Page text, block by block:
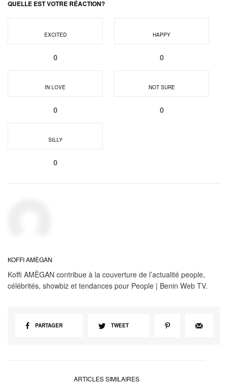
QUELLE EST VOTRE RÉACTION?
EXCITED
0
HAPPY
0
IN LOVE
0
NOT SURE
0
SILLY
0
KOFFI AMÈGAN
Koffi AMÈGAN contribue à la couverture de l’actualité people,
célébrités, showbiz et tendances pour People | Benin Web TV.
PARTAGER TWEET
ARTICLES SIMILAIRES